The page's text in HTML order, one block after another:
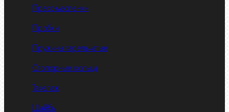
Пресс-масленки
Пробки
Пружины тарельчатые
Стопорные кольца
Такелаж
Шайбы